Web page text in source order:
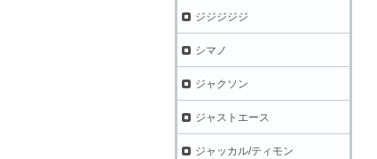
ジジジジジ
シマノ
ジャクソン
ジャストエース
ジャッカル/ティモン